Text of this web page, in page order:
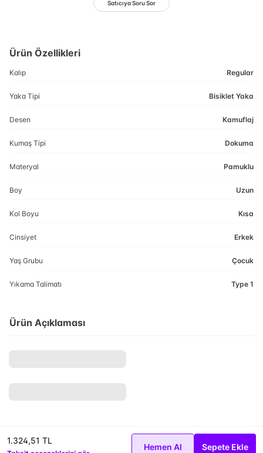
Satıcıya Soru Sor
1.324,51 TL
Hemen Al Sepete Ekle
Ürün Özellikleri
Kalıp Regular
Yaka Tipi Bisiklet Yaka
Desen Kamuflaj
Kumaş Tipi Dokuma
Materyal Pamuklu
Boy Uzun
Kol Boyu Kısa
Cinsiyet Erkek
Yaş Grubu Çocuk
Yıkama Talimatı Type 1
Ürün Açıklaması